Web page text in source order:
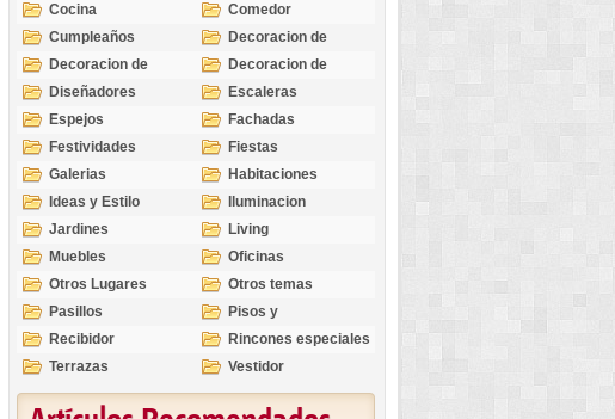
Cocina
Comedor
Cumpleaños
Decoracion de
Exteriores
Decoracion de
Interiores
Decoracion de
Ocasiones
Diseñadores
Escaleras
Espejos
Fachadas
Festividades
Fiestas
Galerias
Habitaciones
Ideas y Estilo
Iluminacion
Jardines
Living
Muebles
Oficinas
Otros Lugares
Otros temas
Pasillos
Pisos y
revestimientos
Recibidor
Rincones especiales
Terrazas
Vestidor